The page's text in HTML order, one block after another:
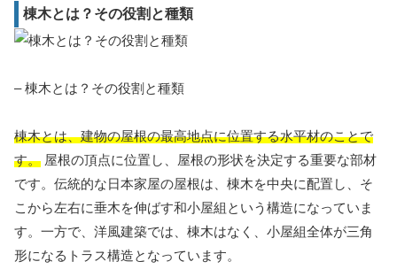
棟木とは？その役割と種類
– 棟木とは？その役割と種類
棟木とは、建物の屋根の最高地点に位置する水平材のことで
す。 屋根の頂点に位置し、屋根の形状を決定する重要な部材
です。伝統的な日本家屋の屋根は、棟木を中央に配置し、そ
こから左右に垂木を伸ばす和小屋組という構造になっていま
す。一方で、洋風建築では、棟木はなく、小屋組全体が三角
形になるトラス構造となっています。